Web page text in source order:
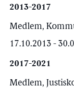
2013-2017
Medlem,
17.10.2013 -
2017-2021
Medlem,